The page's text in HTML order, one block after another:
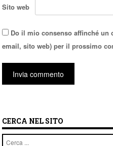
Sito web
Do il mio consenso affinché
email, sito web) per il prossimo
CERCA NEL SITO
Cerca